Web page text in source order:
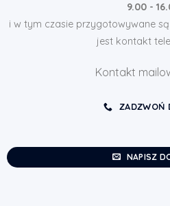
9.00 -
i w tym czasie przygotowywane
jest kontakt
Kontakt
ZADZWOŃ
NAPISZ